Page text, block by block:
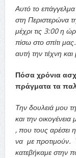
Αυτό το
στη Περιστερώνα
μέχρι τις 3:00 η
πίσω στο σπίτι
αυτή την τέχνη
Πόσα χρόνια
πράγματα τα
Την δουλειά μου
και την
, που τους αρέσει
να με προτιμούν.
κατεβήκαμε στην